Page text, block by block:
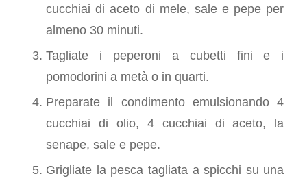
cucchiai di aceto di mele, sale e pepe per
almeno 30 minuti.
Tagliate i peperoni a cubetti fini e i
pomodorini a metà o in quarti.
Preparate il condimento emulsionando 4
cucchiai di olio, 4 cucchiai di aceto, la
senape, sale e pepe.
Grigliate la pesca tagliata a spicchi su una